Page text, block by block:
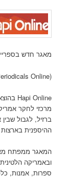
מאגר חדש
(Hispanic American Periodicals Online) .
Hapi Online בהוצאת
מרכזי לחקר
ברזיל, לגבול
ההיספנית
המאגר ממפתח
ובאמריקה
ספרות, אמנות,